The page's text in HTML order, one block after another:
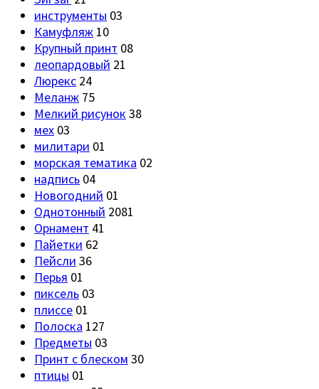
инструменты 03
Камуфляж 10
Крупный принт 08
леопардовый 21
Люрекс 24
Меланж 75
Мелкий рисунок 38
мех 03
милитари 01
морская тематика 02
надпись 04
Новогодний 01
Однотонный 2081
Орнамент 41
Пайетки 62
Пейсли 36
Перья 01
пиксель 03
плиссе 01
Полоска 127
Предметы 03
Принт с блеском 30
птицы 01